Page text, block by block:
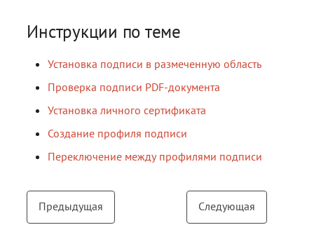
Инструкции по теме
Установка подписи в размеченную область
Проверка подписи PDF-документа
Установка личного сертификата
Создание профиля подписи
Переключение между профилями подписи
Предыдущая Следующая